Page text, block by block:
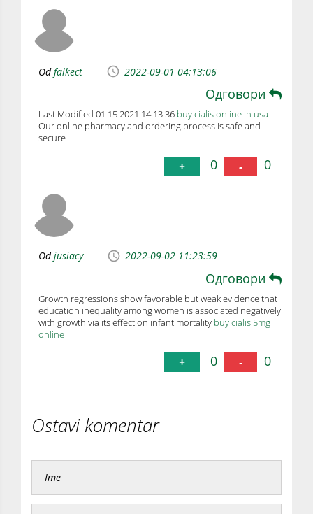
Odfalkect 2022-09-01 04:13:06
Одговори
Last Modified 01 15 2021 14 13 36 buy cialis online in usa
Our online pharmacy and ordering process is safe and
secure
+ 0 - 0
Odjusiacy 2022-09-02 11:23:59
Одговори
Growth regressions show favorable but weak evidence that
education inequality among women is associated negatively
with growth via its effect on infant mortality buy cialis 5mg
online
+ 0 - 0
Ostavi komentar